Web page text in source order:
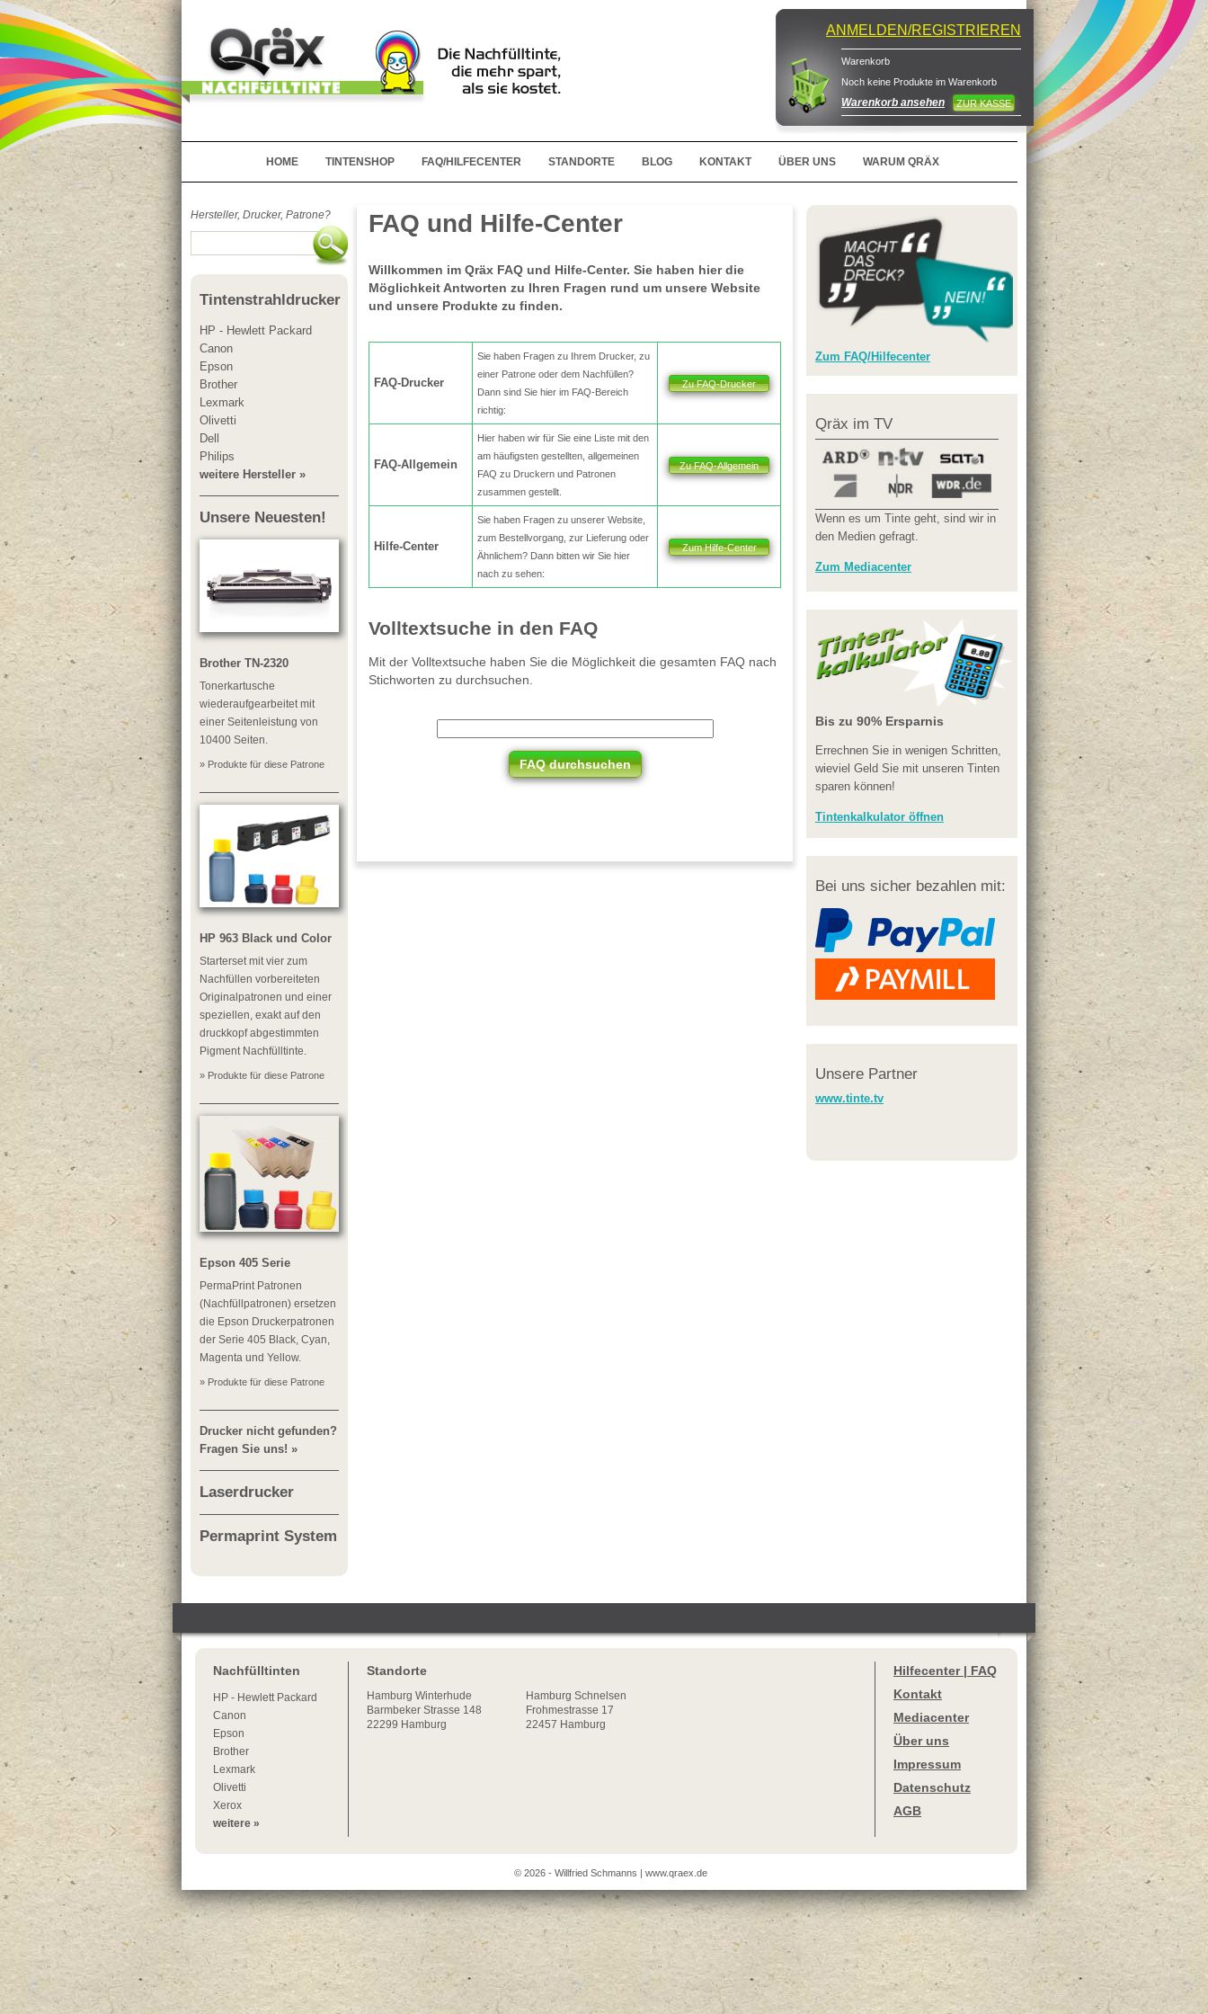
ANMELDEN/REGISTRIEREN
Warenkorb
Noch keine Produkte im Warenkorb
Warenkorb ansehen ZUR KASSE
HOME TINTENSHOP FAQ/HILFECENTER STANDORTE BLOG KONTAKT ÜBER UNS WARUM QRÄX
Hersteller, Drucker, Patrone?
Tintenstrahldrucker
HP - Hewlett Packard
Canon
Epson
Brother
Lexmark
Olivetti
Dell
Philips
weitere Hersteller »
Unsere Neuesten!
Brother TN-2320
Tonerkartusche
wiederaufgearbeitet mit
einer Seitenleistung von
10400 Seiten.
» Produkte für diese Patrone
HP 963 Black und Color
Starterset mit vier zum
Nachfüllen vorbereiteten
Originalpatronen und einer
speziellen, exakt auf den
druckkopf abgestimmten
Pigment Nachfülltinte.
» Produkte für diese Patrone
Epson 405 Serie
PermaPrint Patronen
(Nachfüllpatronen) ersetzen
die Epson Druckerpatronen
der Serie 405 Black, Cyan,
Magenta und Yellow.
» Produkte für diese Patrone
Drucker nicht gefunden?
Fragen Sie uns! »
Laserdrucker
Permaprint System
FAQ und Hilfe-Center
Willkommen im Qräx FAQ und Hilfe-Center. Sie haben hier die
Möglichkeit Antworten zu Ihren Fragen rund um unsere Website
und unsere Produkte zu finden.
FAQ-Drucker
Sie haben Fragen zu Ihrem Drucker, zu
einer Patrone oder dem Nachfüllen?
Dann sind Sie hier im FAQ-Bereich
richtig:
Zu FAQ-Drucker
FAQ-Allgemein
Hier haben wir für Sie eine Liste mit den
am häufigsten gestellten, allgemeinen
FAQ zu Druckern und Patronen
zusammen gestellt.
Zu FAQ-Allgemein
Hilfe-Center
Sie haben Fragen zu unserer Website,
zum Bestellvorgang, zur Lieferung oder
Ähnlichem? Dann bitten wir Sie hier
nach zu sehen:
Zum Hilfe-Center
Volltextsuche in den FAQ
Mit der Volltextsuche haben Sie die Möglichkeit die gesamten FAQ nach
Stichworten zu durchsuchen.
FAQ durchsuchen
Zum FAQ/Hilfecenter
Qräx im TV
Wenn es um Tinte geht, sind wir in
den Medien gefragt.
Zum Mediacenter
Bis zu 90% Ersparnis
Errechnen Sie in wenigen Schritten,
wieviel Geld Sie mit unseren Tinten
sparen können!
Tintenkalkulator öffnen
Bei uns sicher bezahlen mit:
Unsere Partner
www.tinte.tv
Nachfülltinten
HP - Hewlett Packard
Canon
Epson
Brother
Lexmark
Olivetti
Xerox
weitere »
Standorte
Hamburg Winterhude
Barmbeker Strasse 148
22299 Hamburg
Hamburg Schnelsen
Frohmestrasse 17
22457 Hamburg
Hilfecenter | FAQ
Kontakt
Mediacenter
Über uns
Impressum
Datenschutz
AGB
© 2026 - Willfried Schmanns | www.qraex.de